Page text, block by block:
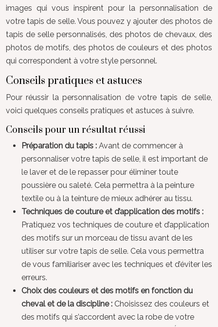
images qui vous inspirent pour la personnalisation de
votre tapis de selle. Vous pouvez y ajouter des photos de
tapis de selle personnalisés, des photos de chevaux, des
photos de motifs, des photos de couleurs et des photos
qui correspondent à votre style personnel.
Conseils pratiques et astuces
Pour réussir la personnalisation de votre tapis de selle,
voici quelques conseils pratiques et astuces à suivre.
Conseils pour un résultat réussi
Préparation du tapis : Avant de commencer à
personnaliser votre tapis de selle, il est important de
le laver et de le repasser pour éliminer toute
poussière ou saleté. Cela permettra à la peinture
textile ou à la teinture de mieux adhérer au tissu.
Techniques de couture et d’application des motifs :
Pratiquez vos techniques de couture et d’application
des motifs sur un morceau de tissu avant de les
utiliser sur votre tapis de selle. Cela vous permettra
de vous familiariser avec les techniques et d’éviter les
erreurs.
Choix des couleurs et des motifs en fonction du
cheval et de la discipline : Choisissez des couleurs et
des motifs qui s’accordent avec la robe de votre